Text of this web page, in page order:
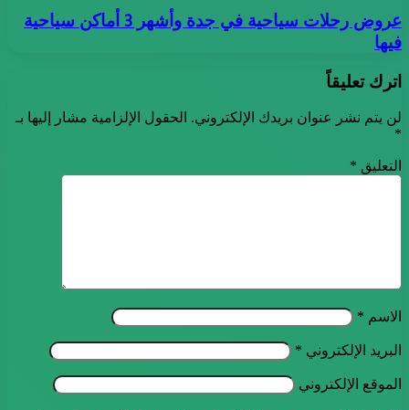
عروض رحلات سياحية في جدة وأشهر 3 أماكن سياحية
فيها
اترك تعليقاً
لن يتم نشر عنوان بريدك الإلكتروني. الحقول الإلزامية مشار إليها بـ
*
التعليق *
الاسم *
البريد الإلكتروني *
الموقع الإلكتروني